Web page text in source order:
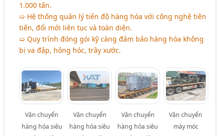
1.000 tấn.
➯ Hệ thống quản lý tiến độ hàng hóa với công nghệ tiên
tiến, đổi mới liên tục và toàn diện.
➯ Quy trình đóng gói kỹ càng đảm bảo hàng hóa không
bị va đập, hỏng hóc, trầy xước.
Vận chuyển
hàng hóa siêu
Vận chuyển
hàng hóa siêu
Vận chuyển
hàng hóa siêu
Vận chuyển
máy móc